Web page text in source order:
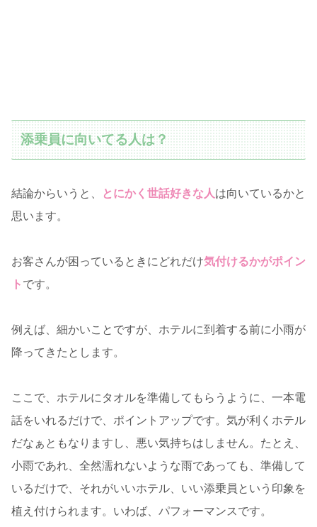
添乗員に向いてる人は？
結論からいうと、 とにかく世話好きな人は向いているかと
思います。
お客さんが困っているときにどれだけ気付けるかがポイン
ト です。
例えば、細かいことですが、ホテルに到着する前に小雨が
降ってきたとします。
ここで、ホテルにタオルを準備してもらうように、一本電
話をいれるだけで、ポイントアップです。気が利くホテル
だなぁともなりますし、悪い気持ちはしません。たとえ、
小雨であれ、全然濡れないような雨であっても、準備して
いるだけで、それがいいホテル、いい添乗員という印象を
植え付けられます。いわば、パフォーマンスです。